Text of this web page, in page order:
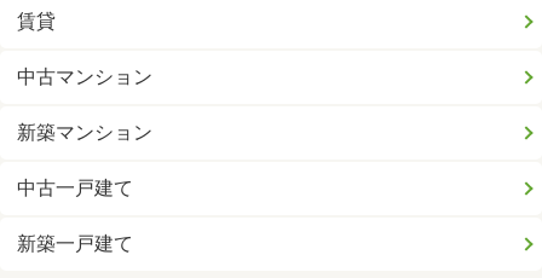
賃貸
中古マンション
新築マンション
中古一戸建て
新築一戸建て